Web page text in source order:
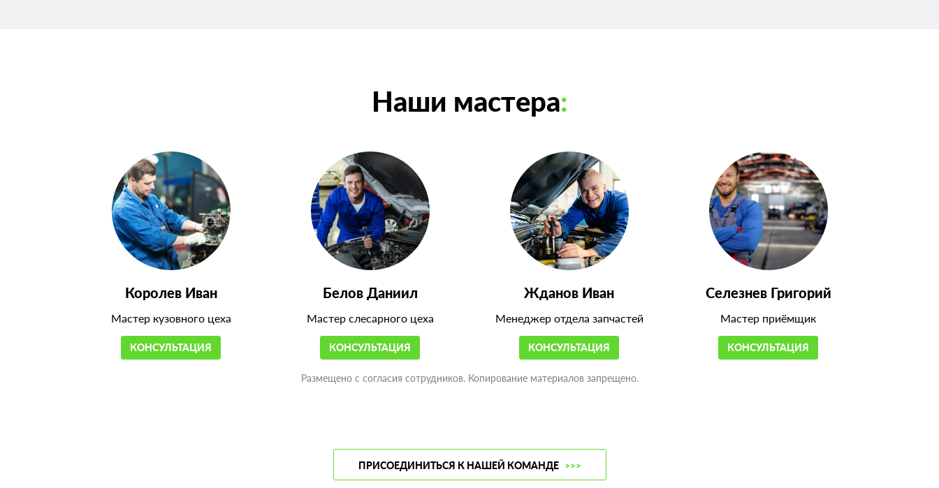
Наши мастера:
Королев Иван
Мастер кузовного цеха
КОНСУЛЬТАЦИЯ
Белов Даниил
Мастер слесарного цеха
КОНСУЛЬТАЦИЯ
Жданов Иван
Менеджер отдела запчастей
КОНСУЛЬТАЦИЯ
Селезнев Григорий
Мастер приёмщик
КОНСУЛЬТАЦИЯ
Размещено с согласия сотрудников. Копирование материалов запрещено.
ПРИСОЕДИНИТЬСЯ К НАШЕЙ КОМАНДЕ >>>